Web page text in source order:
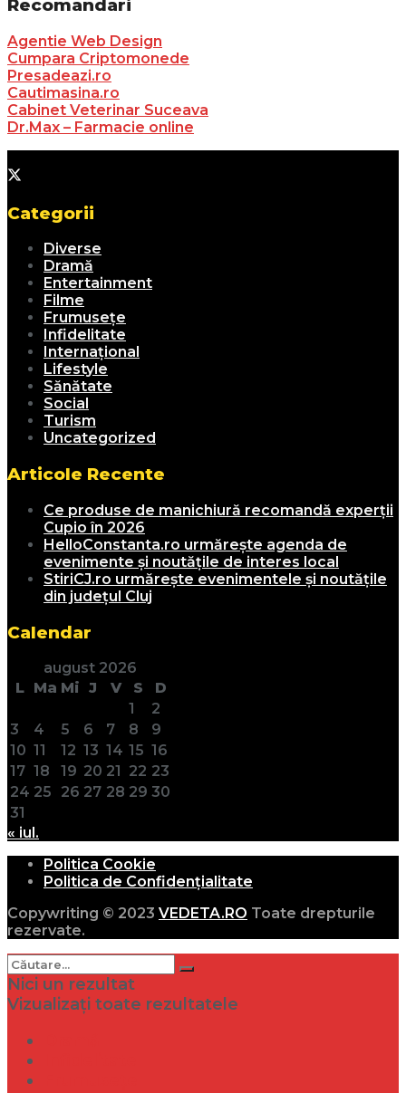
Recomandari
Agentie Web Design
Cumpara Criptomonede
Presadeazi.ro
Cautimasina.ro
Cabinet Veterinar Suceava
Dr.Max – Farmacie online
Categorii
Diverse
Dramă
Entertainment
Filme
Frumusețe
Infidelitate
Internațional
Lifestyle
Sănătate
Social
Turism
Uncategorized
Articole Recente
Ce produse de manichiură recomandă experții
Cupio în 2026
HelloConstanta.ro urmărește agenda de
evenimente și noutățile de interes local
StiriCJ.ro urmărește evenimentele și noutățile
din județul Cluj
Calendar
august 2026
L Ma Mi J V S
D
1
2
3
4 5 6 7 8
9
10 11 12 13 14 15 16
17 18 19 20 21 22 23
24 25 26 27 28 29 30
31
« iul.
Politica Cookie
Politica de Confidențialitate
Copywriting © 2023 VEDETA.RO Toate drepturile
rezervate.
Nici un rezultat
Vizualizați toate rezultatele